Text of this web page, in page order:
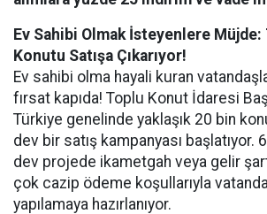
Ev Sahibi Olmak İsteyenlere Müjde:
Konutu Satışa Çıkarıyor!
Ev sahibi olma hayali kuran
fırsat kapıda! Toplu Konut İdaresi
Türkiye genelinde yaklaşık 20 bin
dev bir satış kampanyası başlatıyor.
dev projede ikametgah veya gelir
çok cazip ödeme koşullarıyla
yapılamaya hazırlanıyor.